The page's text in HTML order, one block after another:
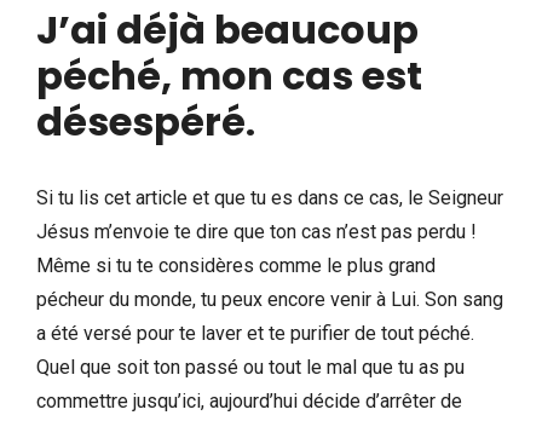
J’ai déjà beaucoup
péché, mon cas est
désespéré.
Si tu lis cet article et que tu es dans ce cas, le Seigneur
Jésus m’envoie te dire que ton cas n’est pas perdu !
Même si tu te considères comme le plus grand
pécheur du monde, tu peux encore venir à Lui. Son sang
a été versé pour te laver et te purifier de tout péché.
Quel que soit ton passé ou tout le mal que tu as pu
commettre jusqu’ici, aujourd’hui décide d’arrêter de